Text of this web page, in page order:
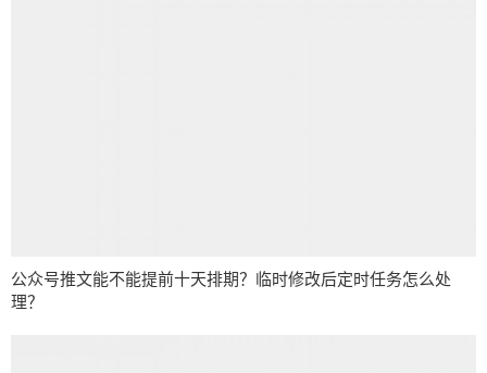
公众号推文能不能提前十天排期？临时修改后定时任务怎么处
理？